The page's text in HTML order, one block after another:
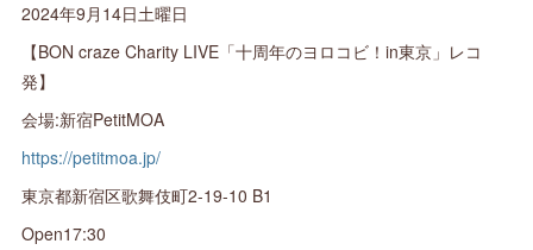
2024年9月14日土曜日
【BON craze Charity LIVE「十周年のヨロコビ！in東京」レコ
発】
会場:新宿PetitMOA
https://petitmoa.jp/
東京都新宿区歌舞伎町2-19-10 B1
Open17:30